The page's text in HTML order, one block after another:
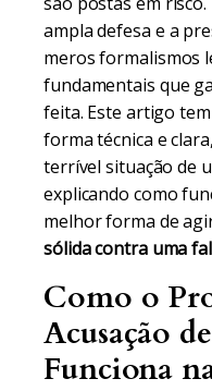
ampla defesa e a
meros formalismos
fundamentais que
feita. Este artigo
forma técnica e
terrível situação de
explicando como
melhor forma de
sólida contra uma
Como o
Acusação
Funciona